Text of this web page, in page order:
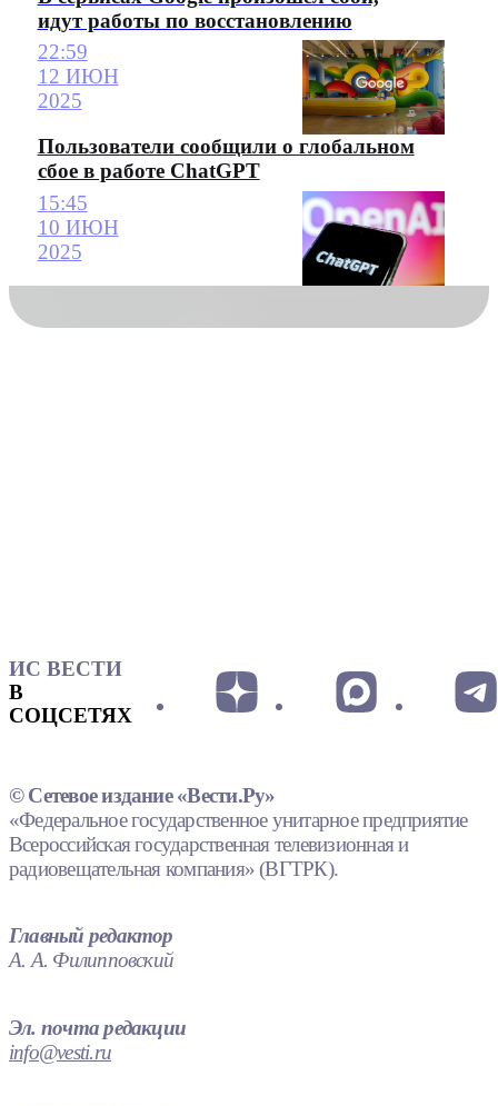
идут работы по восстановлению
22:59
12 ИЮН
2025
Пользователи сообщили о глобальном
сбое в работе ChatGPT
15:45
10 ИЮН
2025
ИС ВЕСТИ
В
СОЦСЕТЯХ
© Сетевое издание «Вести.Ру»
«Федеральное государственное унитарное предприятие
Всероссийская государственная телевизионная и
радиовещательная компания» (ВГТРК).
Главный редактор
А. А. Филипповский
Эл. почта редакции
info@vesti.ru